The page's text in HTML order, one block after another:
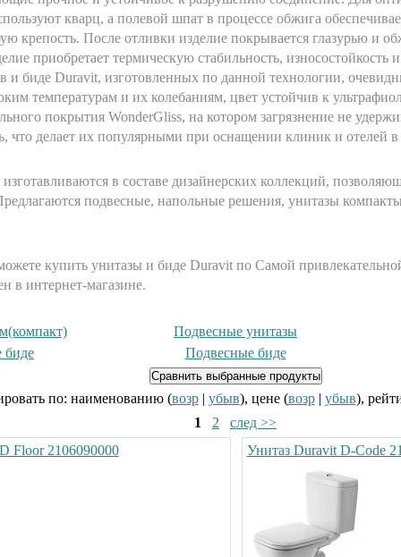
кварц, а полевой шпат в процессе обжига
крепость. После отливки изделие покрывается глазурью и
приобретает термическую стабильность, износостойкость
и биде Duravit, изготовленных по данной технологии,
температурам и их колебаниям, цвет устойчив к
покрытия WonderGliss, на котором загрязнение не
что делает их популярными при оснащении клиник и отелей
в составе дизайнерских коллекций,
подвесные, напольные решения, унитазы
купить унитазы и биде Duravit по Самой
в интернет-магазине.
Подвесные унитазы
биде
Подвесные биде
по: наименованию (возр| убыв), цене (возр| убыв),
1
2
след >>
Floor 2106090000
Унитаз Duravit D-Code